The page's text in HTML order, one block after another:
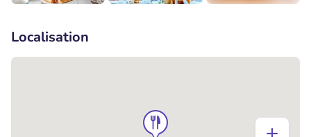
Localisation